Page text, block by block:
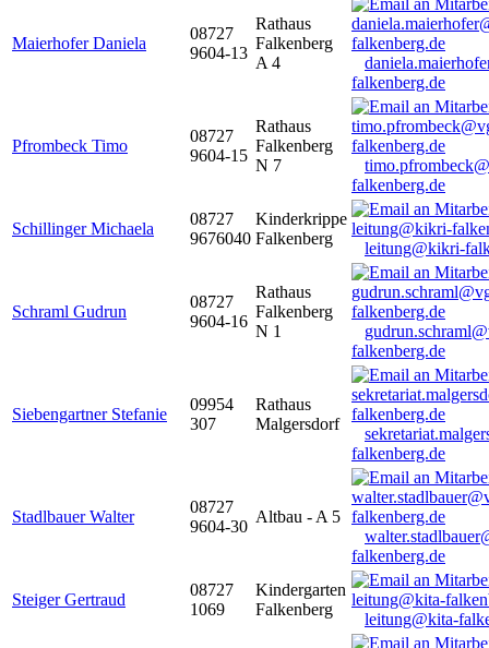
Maierhofer Daniela
08727
9604-13
Rathaus
Falkenberg
A 4
falkenberg.de
Pfrombeck Timo
08727
9604-15
Rathaus
Falkenberg
N 7
falkenberg.de
Schillinger Michaela
08727
9676040
Kinderkrippe
Falkenberg
leitung@kikri-
Schraml Gudrun
08727
9604-16
Rathaus
Falkenberg
N 1
falkenberg.de
Siebengartner Stefanie
09954
307
Rathaus
Malgersdorf
falkenberg.de
Stadlbauer Walter
08727
9604-30
Altbau - A 5
falkenberg.de
Steiger Gertraud
08727
1069
Kindergarten
Falkenberg
leitung@kita-